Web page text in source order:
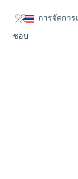
การจัดการ
ชอบ